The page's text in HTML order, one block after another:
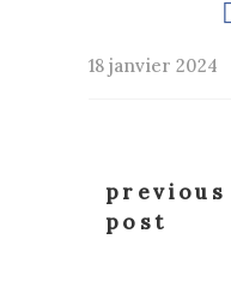
18 janvier 2024
previous
post